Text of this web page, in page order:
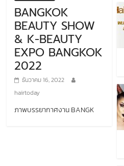
BANGKOK
BEAUTY SHOW
& K-BEAUTY
EXPO BANGKOK
2022
ธันวาคม 16, 2022
hairtoday
ภาพบรรยากาศงาน BANGK